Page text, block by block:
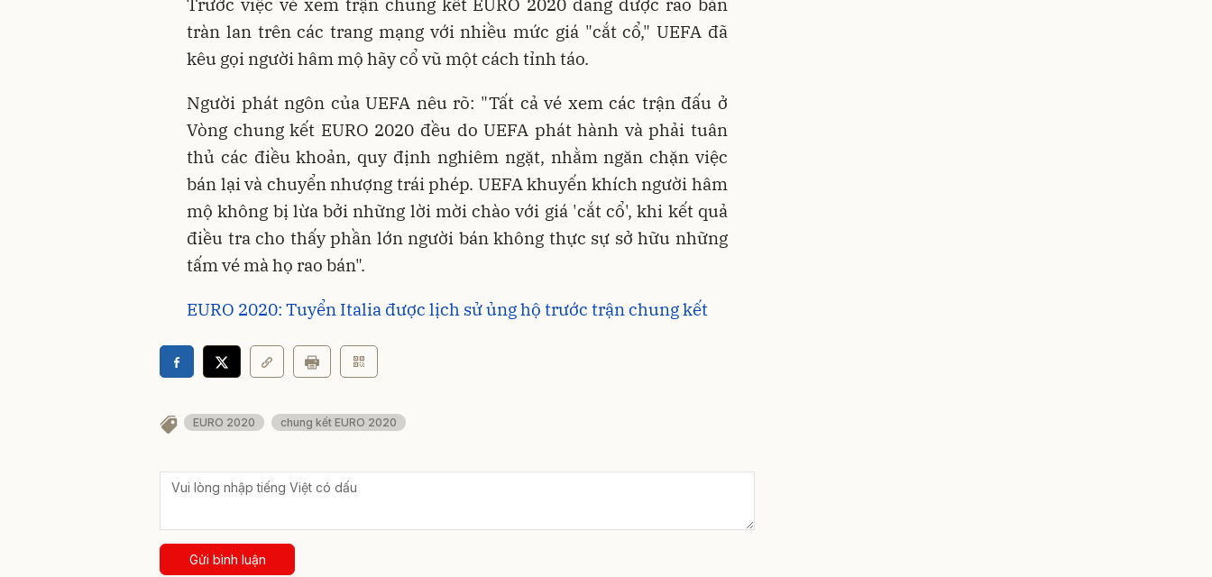
Trước việc vé xem trận chung kết EURO 2020 đang được rao bán
tràn lan trên các trang mạng với nhiều mức giá "cắt cổ," UEFA đã
kêu gọi người hâm mộ hãy cổ vũ một cách tỉnh táo.
Người phát ngôn của UEFA nêu rõ: "Tất cả vé xem các trận đấu ở
Vòng chung kết EURO 2020 đều do UEFA phát hành và phải tuân
thủ các điều khoản, quy định nghiêm ngặt, nhằm ngăn chặn việc
bán lại và chuyển nhượng trái phép. UEFA khuyến khích người hâm
mộ không bị lừa bởi những lời mời chào với giá 'cắt cổ', khi kết quả
điều tra cho thấy phần lớn người bán không thực sự sở hữu những
tấm vé mà họ rao bán".
EURO 2020: Tuyển Italia được lịch sử ủng hộ trước trận chung kết
EURO 2020 chung kết EURO 2020
Gửi bình luận